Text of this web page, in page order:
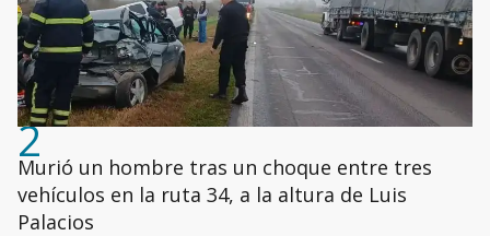
2
Murió un hombre tras un choque entre tres
vehículos en la ruta 34, a la altura de Luis
Palacios